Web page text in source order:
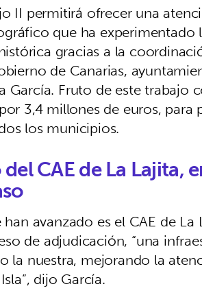
II permitirá ofrecer una
que ha experimentado
gracias a la
de Canarias,
García. Fruto de este trabajo
3,4 millones de euros, para
los municipios.
CAE de La Lajita,
avanzado es el CAE de La
de adjudicación, “una
la nuestra, mejorando la
dijo García.